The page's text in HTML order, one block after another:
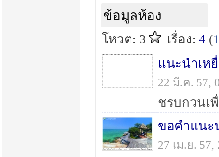
ข้อมูลห้อง
โหวต: 3 เรื่อง:4 (
แนะนำเห
22 มี.ค. 57,
27 เม.ย.